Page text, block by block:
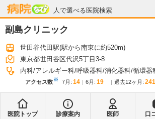
人で選べる医院検索
病院なび
副島クリニック
世田谷代田駅(駅から南東に約520m)
東京都世田谷区代沢5丁目3-8
内科 アレルギー科 呼吸器科 消化器科 循環器
アクセス数※ 7月 : 14 6月 : 19 過去12ヶ月: 241
医院トップ 診療案内 医師 口